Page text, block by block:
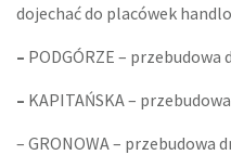
dojechać do placówek
– PODGÓRZE –
– KAPITAŃSKA –
– GRONOWA – przebudowa